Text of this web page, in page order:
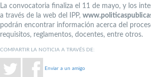
La convocatoria finaliza el 11 de mayo, y los
a través de la web del IPP,
podrán encontrar información acerca del
requisitos, reglamentos, docentes, entre otros.
COMPARTIR LA NOTICIA A TRAVÉS DE:
Enviar a un amigo